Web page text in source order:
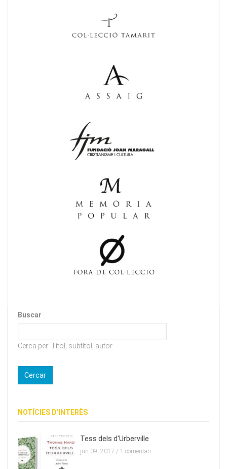
Buscar
Cerca per: Títol, subtítol, autor
NOTÍCIES D'INTERÈS
Tess dels d'Urberville
jun 09, 2017 / 1 comentari